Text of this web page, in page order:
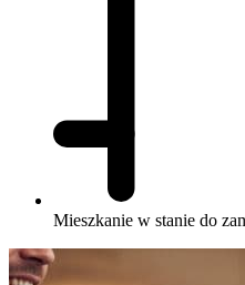
Mieszkanie w stanie do